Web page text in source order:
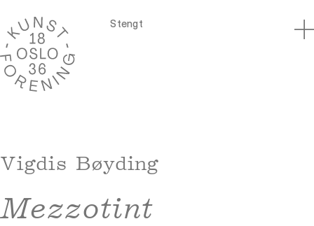
Stengt
Vigdis Bøyding
Mezzotint